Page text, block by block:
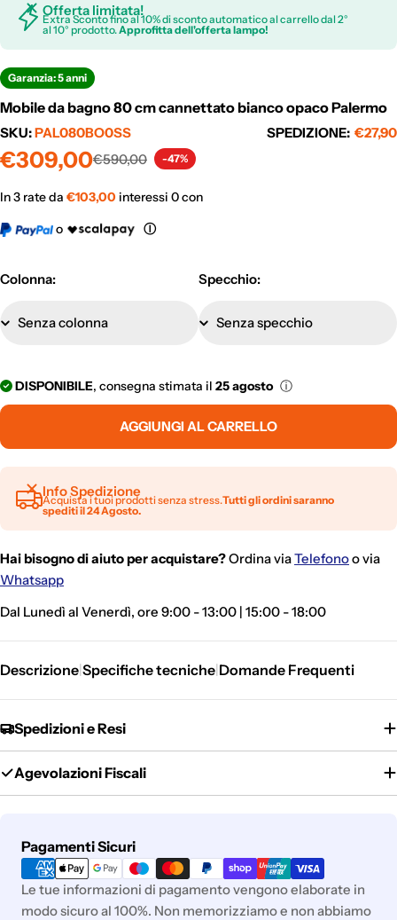
Offerta limitata!
Extra Sconto fino al 10% di sconto automatico al carrello dal 2°
al 10° prodotto.Approfitta dell'offerta lampo!
Garanzia: 5 anni
Mobile da bagno 80 cm cannettato bianco opaco Palermo
SKU:PAL080BO0SS SPEDIZIONE: €27,90
Prezzo
vendita
€309,00
Prezzo
normale
€590,00 -47%
In 3 rate da €103,00 interessi 0 con
o
Ⓘ
Colonna: Specchio:
DISPONIBILE, consegna stimata il 25 agosto ⓘ
AGGIUNGI AL CARRELLO
Info Spedizione
Acquista i tuoi prodotti senza stress.Tutti gli ordini saranno
spediti il 24 Agosto.
Hai bisogno di aiuto per acquistare?Ordina viaTelefonoo via
Whatsapp
Dal Lunedì al Venerdì, ore 9:00 - 13:00 | 15:00 - 18:00
Descrizione Specifiche tecniche Domande Frequenti
Spedizioni e Resi
Agevolazioni Fiscali
Pagamenti Sicuri
Metodi
di
pagamento
Le tue informazioni di pagamento vengono elaborate in
modo sicuro al 100%. Non memorizziamo e non abbiamo